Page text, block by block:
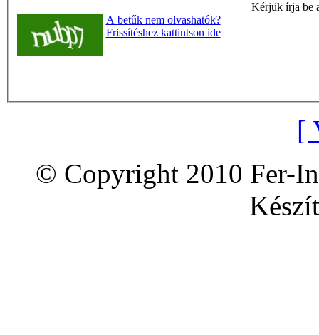
Kérjük írja be
A betűk nem olvashatók?
Frissítéshez kattintson ide
[
© Copyright 2010 Fer-